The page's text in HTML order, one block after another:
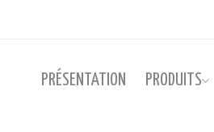
PRÉSENTATION PRODUITS